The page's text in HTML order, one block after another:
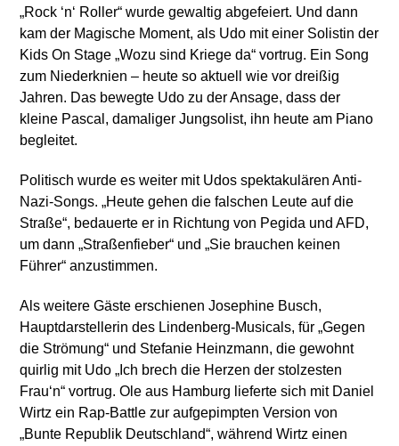
„Rock ‘n‘ Roller“ wurde gewaltig abgefeiert. Und dann
kam der Magische Moment, als Udo mit einer Solistin der
Kids On Stage „Wozu sind Kriege da“ vortrug. Ein Song
zum Niederknien – heute so aktuell wie vor dreißig
Jahren. Das bewegte Udo zu der Ansage, dass der
kleine Pascal, damaliger Jungsolist, ihn heute am Piano
begleitet.
Politisch wurde es weiter mit Udos spektakulären Anti-
Nazi-Songs. „Heute gehen die falschen Leute auf die
Straße“, bedauerte er in Richtung von Pegida und AFD,
um dann „Straßenfieber“ und „Sie brauchen keinen
Führer“ anzustimmen.
Als weitere Gäste erschienen Josephine Busch,
Hauptdarstellerin des Lindenberg-Musicals, für „Gegen
die Strömung“ und Stefanie Heinzmann, die gewohnt
quirlig mit Udo „Ich brech die Herzen der stolzesten
Frau‘n“ vortrug. Ole aus Hamburg lieferte sich mit Daniel
Wirtz ein Rap-Battle zur aufgepimpten Version von
„Bunte Republik Deutschland“, während Wirtz einen